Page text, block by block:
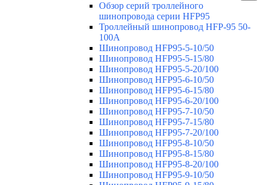
Обзор серий троллейного
шинопровода серии HFP95
Троллейный шинопровод HFP-95 50-
100А
Шинопровод HFP95-5-10/50
Шинопровод HFP95-5-15/80
Шинопровод HFP95-5-20/100
Шинопровод HFP95-6-10/50
Шинопровод HFP95-6-15/80
Шинопровод HFP95-6-20/100
Шинопровод HFP95-7-10/50
Шинопровод HFP95-7-15/80
Шинопровод HFP95-7-20/100
Шинопровод HFP95-8-10/50
Шинопровод HFP95-8-15/80
Шинопровод HFP95-8-20/100
Шинопровод HFP95-9-10/50